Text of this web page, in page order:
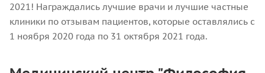
2021! Награждались лучшие врачи и лучшие частные
клиники по отзывам пациентов, которые оставлялись с
1 ноября 2020 года по 31 октября 2021 года.